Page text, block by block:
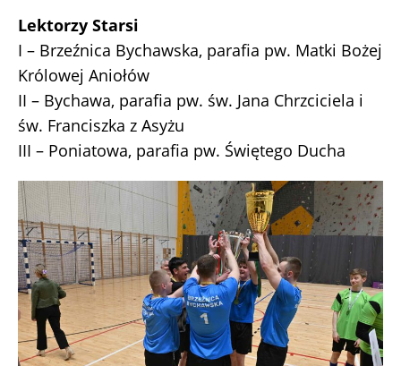
Lektorzy Starsi
I – Brzeźnica Bychawska, parafia pw. Matki Bożej
Królowej Aniołów
II – Bychawa, parafia pw. św. Jana Chrzciciela i
św. Franciszka z Asyżu
III – Poniatowa, parafia pw. Świętego Ducha